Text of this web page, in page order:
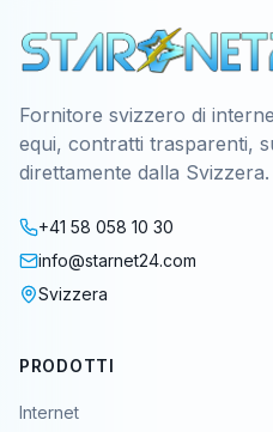
Fornitore svizzero di
equi, contratti trasparenti,
direttamente dalla Svizzera.
+41 58 058 10 30
info@starnet24.com
Svizzera
PRODOTTI
Internet